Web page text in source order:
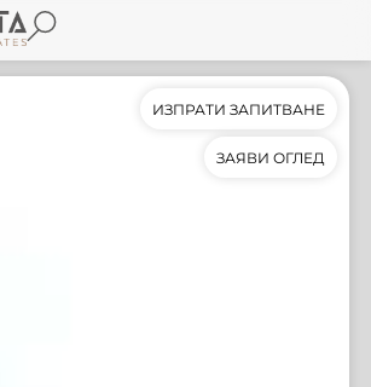
ИЗПРАТИ ЗАПИТВАНЕ
ЗАЯВИ ОГЛЕД